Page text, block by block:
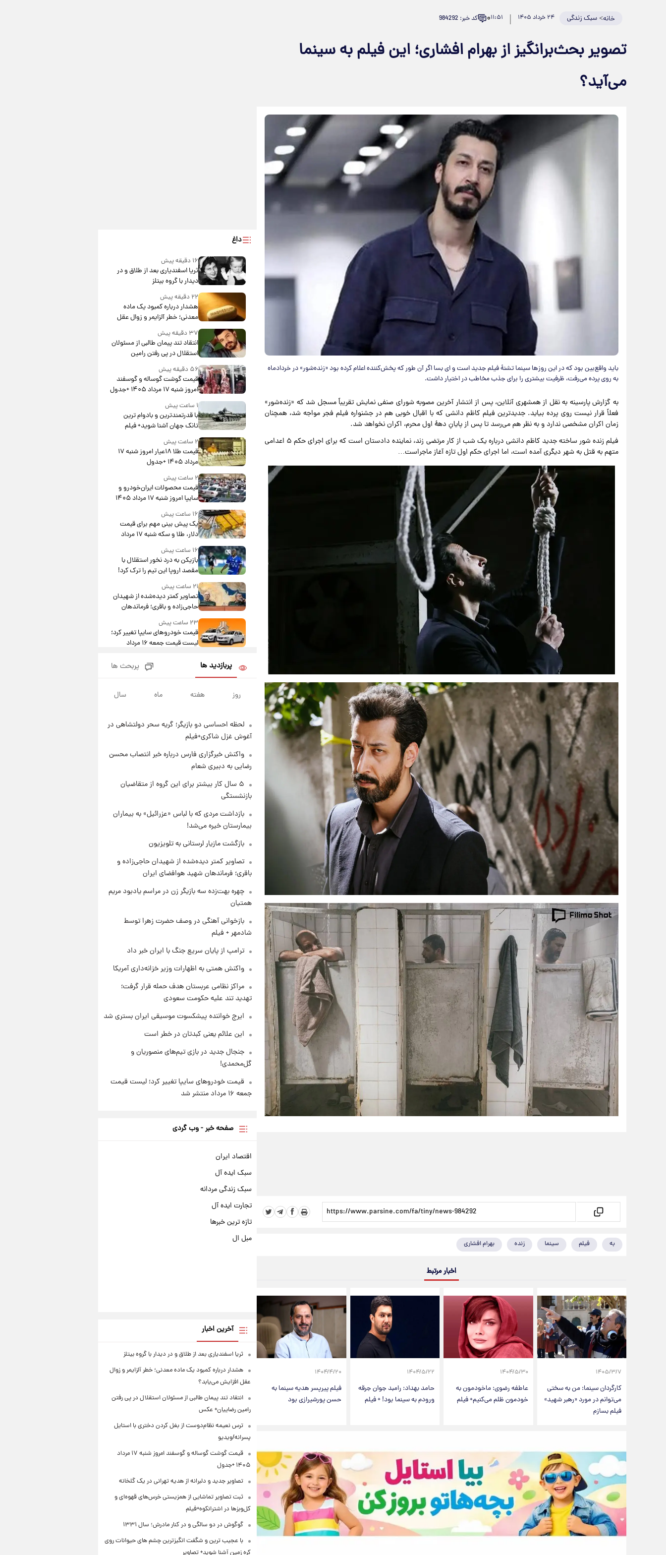
خانه>سبک زندگی ۲۴ خرداد ۱۴۰۵ ۱۱:۵۱۰ کد خبر: 984292
تصویر بحث‌برانگیز از بهرام افشاری؛ این فیلم به سینما
می‌آید؟
باید واقع‌بین بود که در این روزها سینما تشنهٔ فیلم جدید است و ای بسا اگر آن طور که پخش‌کننده اعلام کرده بود «زنده‌شور» در خردادماه
به روی پرده می‌رفت، ظرفیت بیشتری را برای جذب مخاطب در اختیار داشت.
به گزارش پارسینه به نقل از همشهری آنلاین، پس از انتشار آخرین مصوبه شورای صنفی نمایش تقریباً مسجل شد که «زنده‌شور»
فعلاً قرار نیست روی پرده بیاید. جدیدترین فیلم کاظم دانشی که با اقبال خوبی هم در جشنواره فیلم فجر مواجه شد، همچنان
زمان اکران مشخصی ندارد و به نظر هم می‌رسد تا پس از پایانِ دههٔ اول محرم، اکران نخواهد شد.
فیلم زنده شور ساخته جدید کاظم دانشی درباره یک شب از کار مرتضی زند، نماینده دادستان است که برای اجرای حکم ۵ اعدامی
متهم به قتل به شهر دیگری آمده است، اما اجرای حکم اول تازه آغاز ماجراست…
به فیلم سینما زنده بهرام افشاری
اخبار مرتبط
۱۴۰۵/۳/۷
کارگردان سینما: من به سختی
می‌توانم در مورد «رهبر شهید»
فیلم بسازم
۱۴۰۴/۵/۳۰
عاطفه رضوی: ماخودمون به
خودمون ظلم می‌کنیم+ فیلم
۱۴۰۴/۵/۲۲
حامد بهداد: رامبد جوان جرقه
ورودم به سینما بود! + فیلم
۱۴۰۴/۴/۲۰
فیلم پیرپسر هدیه سینما به
حسن پورشیرازی بود
داغ
۱۶ دقیقه پیش
ثریا اسفندیاری بعد از طلاق و در
دیدار با گروه بیتلز
۲۲ دقیقه پیش
هشدار درباره کمبود یک ماده
معدنی؛ خطر آلزایمر و زوال عقل
افزایش می‌یابد؟
۳۷ دقیقه پیش
انتقاد تند پیمان طالبی از مسئولان
استقلال در پی رفتن رامین
رضاییان+ عکس
۵۶ دقیقه پیش
قیمت گوشت گوساله و گوسفند
امروز شنبه ۱۷ مرداد ۱۴۰۵ +جدول
۱ ساعت پیش
با قدرتمندترین و بادوام ترین
تانک جهان آشنا شوید+ فیلم
۲ ساعت پیش
قیمت طلا ۱۸عیار امروز شنبه ۱۷
مرداد ۱۴۰۵ +جدول
۲ ساعت پیش
قیمت محصولات ایران‌خودرو و
سایپا امروز شنبه ۱۷ مرداد ۱۴۰۵
۱۶ ساعت پیش
یک پیش ‌بینی مهم برای قیمت
دلار، طلا و سکه شنبه ۱۷ مرداد
۱۴۰۵
۱۶ ساعت پیش
بازیکن به درد نخور استقلال با
مقصد اروپا این تیم را ترک کرد!
۲۱ ساعت پیش
تصاویر کمتر دیده‌شده از شهیدان
حاجی‌زاده و باقری؛ فرماندهان
۲۳ ساعت پیش
قیمت خودروهای سایپا تغییر کرد؛
لیست قیمت جمعه ۱۶ مرداد
جدول قیمت ایران‌خودرو امروز
جمعه ۱۶ مرداد؛ قیمت‌ها تغییر کرد
۱ روز پیش
۱ روز پیش
پشت پرده عکس جدید ترامپ؛
مقام آمریکایی درباره وضعیت او
چه گفت؟
۱ روز پیش
یک پیش‌بینی مهم از آینده بازار
طلا
پربازدید ها پربحث ها
روز هفته ماه سال
لحظه احساسی دو بازیگر؛ گریه سحر دولتشاهی در
آغوش غزل شاکری+فیلم
واکنش خبرگزاری فارس درباره خبر انتصاب محسن
رضایی به دبیری شعام
۵ سال کار بیشتر برای این گروه از متقاضیان
بازنشستگی
بازداشت مردی که با لباس «عزرائیل» به بیماران
بیمارستان خیره می‌شد!
بازگشت مازیار لرستانی به تلویزیون
تصاویر کمتر دیده‌شده از شهیدان حاجی‌زاده و
باقری؛ فرماندهان شهید هوافضای ایران
چهره بهت‌زده سه بازیگر زن در مراسم یادبود مریم
همتیان
بازخوانی آهنگی در وصف حضرت زهرا توسط
شادمهر + فیلم
ترامپ از پایان سریع جنگ با ایران خبر داد
واکنش همتی به اظهارات وزیر خزانه‌داری آمریکا
مراکز نظامی عربستان هدف حمله قرار گرفت؛
تهدید تند علیه حکومت سعودی
ایرج خواننده پیشکسوت موسیقی ایران بستری شد
این علائم یعنی کبدتان در خطر است
جنجال جدید در بازی تیم‌های منصوریان و
گل‌محمدی!
قیمت خودروهای سایپا تغییر کرد؛ لیست قیمت
جمعه ۱۶ مرداد منتشر شد
صفحه خبر - وب گردی
اقتصاد ایران
سبک ایده آل
سبک زندگی مردانه
تجارت ایده آل
تازه ترین خبرها
مبل ال
آخرین اخبار
ثریا اسفندیاری بعد از طلاق و در دیدار با گروه بیتلز
هشدار درباره کمبود یک ماده معدنی؛ خطر آلزایمر و زوال
عقل افزایش می‌یابد؟
انتقاد تند پیمان طالبی از مسئولان استقلال در پی رفتن
رامین رضاییان+ عکس
ترس نعیمه نظام‌دوست از بغل کردن دختری با استایل
پسرانه/ویدیو
قیمت گوشت گوساله و گوسفند امروز شنبه ۱۷ مرداد
۱۴۰۵ +جدول
تصاویر جدید و دلبرانه از هدیه تهرانی در یک گلخانه
ثبت تصاویر تماشایی از همزیستی خرس‌های قهوه‌ای و
کل‌وبزها در اشترانکوه+فیلم
گوگوش در دو سالگی و در کنار مادرش؛ سال ۱۳۳۱
با عجیب ترین و شگفت انگیزترین چشم های حیوانات روی
کره زمین آشنا شوید+ تصاویر